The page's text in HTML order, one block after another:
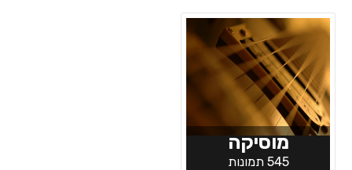
מוסיקה
545 תמונות